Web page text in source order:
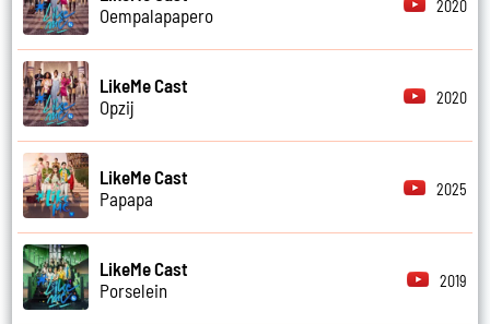
Oempalapapero
2020
LikeMe Cast
Opzij
2020
LikeMe Cast
Papapa
2025
LikeMe Cast
Porselein
2019